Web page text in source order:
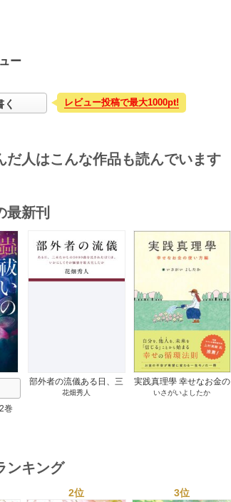
ー
く レビュー投稿で最大1000pt!
だ人はこんな作品も読んでいます
最新刊
巻
部外者の流儀ある日、三
木たかしの5000曲を託さ
花畑秀人
実践真理學 幸せなお金の
使い方編 1巻
いさがいよしたか
ンキング
2位 3位